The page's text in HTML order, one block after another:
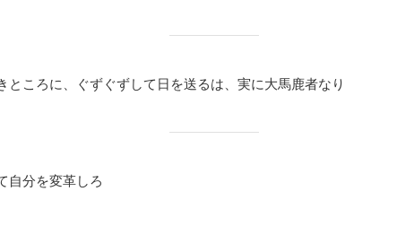
ところに、ぐずぐずして日を送るは、実に大馬鹿者なり
自分を変革しろ